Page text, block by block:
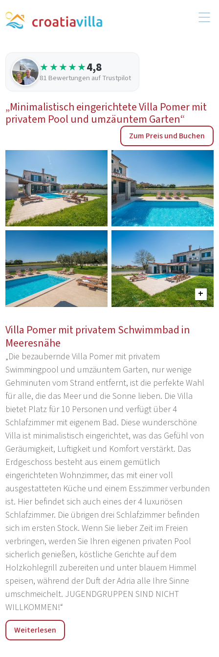
★★★★★4,8
81 Bewertungen auf Trustpilot
„Minimalistisch eingerichtete Villa Pomer mit
privatem Pool und umzäuntem Garten“
Zum Preis und Buchen
Villa Pomer mit privatem Schwimmbad in
Meeresnähe
„Die bezaubernde Villa Pomer mit privatem
Swimmingpool und umzäuntem Garten, nur wenige
Gehminuten vom Strand entfernt, ist die perfekte Wahl
für alle, die das Meer und die Sonne lieben. Die Villa
bietet Platz für 10 Personen und verfügt über 4
Schlafzimmer mit eigenem Bad. Diese wunderschöne
Villa ist minimalistisch eingerichtet, was das Gefühl von
Geräumigkeit, Luftigkeit und Komfort verstärkt. Das
Erdgeschoss besteht aus einem gemütlich
eingerichteten Wohnzimmer, das mit einer voll
ausgestatteten Küche und einem Esszimmer verbunden
ist. Hier befindet sich auch eines der 4 luxuriösen
Schlafzimmer. Die übrigen drei Schlafzimmer befinden
sich im ersten Stock. Wenn Sie lieber Zeit im Freien
verbringen, werden Sie Ihren eigenen privaten Pool
sicherlich genießen, köstliche Gerichte auf dem
Holzkohlegrill zubereiten und unter blauem Himmel
speisen, während der Duft der Adria alle Ihre Sinne
umschmeichelt. JUGENDGRUPPEN SIND NICHT
WILLKOMMEN!“
„Pomer ist ein kleiner Ort in der Nähe von Pula mit
zahlreichen Ferienhäusern und Annehmlichkeiten für
Weiterlesen